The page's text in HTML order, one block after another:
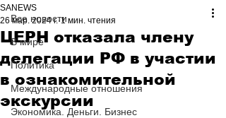
Все новости
В мире
Политика
Международные отношения
Экономика. Деньги. Бизнес
ЦЕРН отказала члену
делегации РФ в участии
в ознакомительной
экскурсии
SANEWS
26 мар. 2024 г. 1 мин. чтения